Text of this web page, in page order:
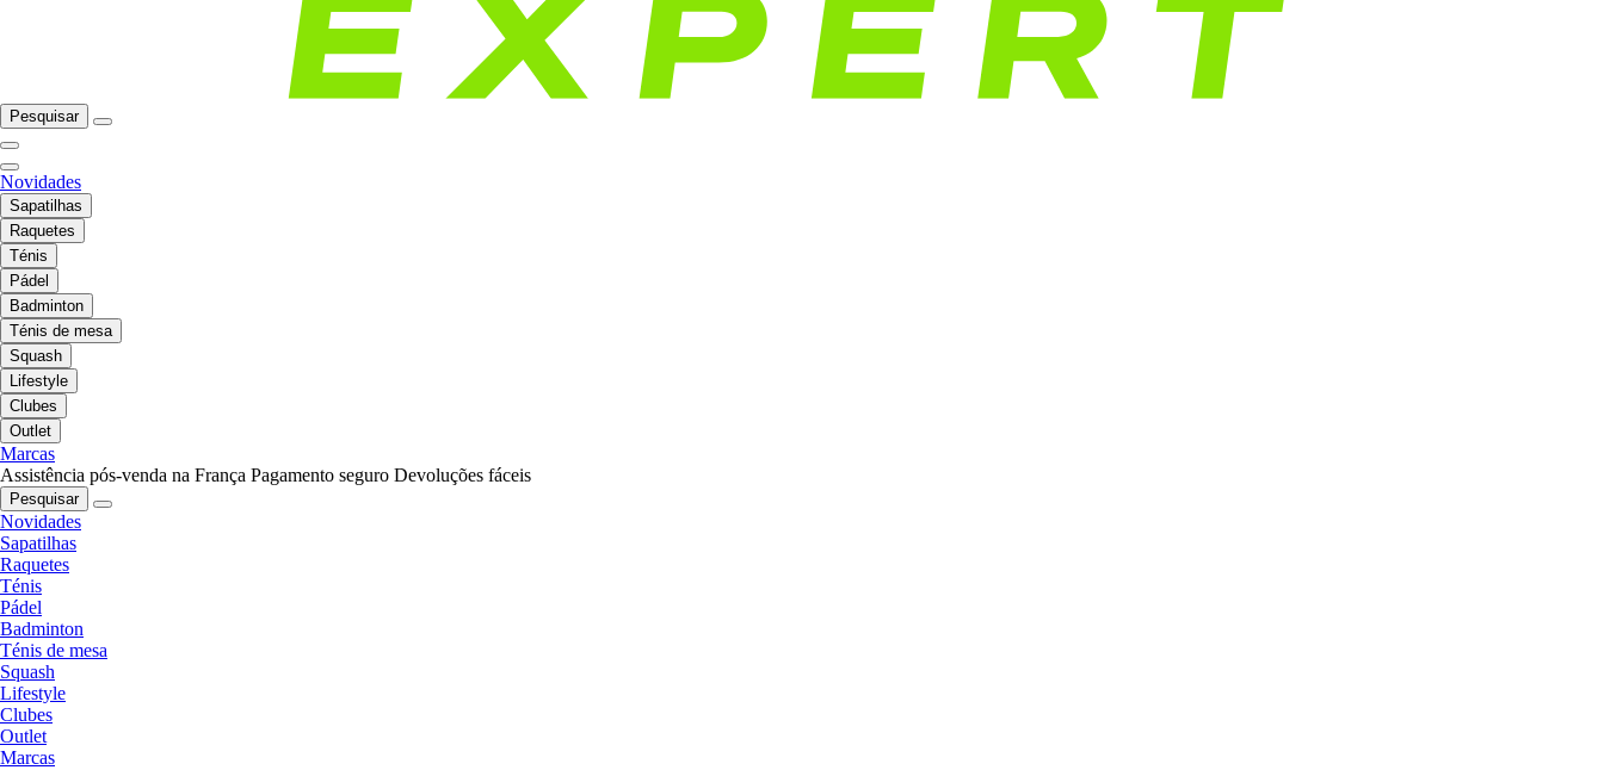
Pesquisar
Novidades
Sapatilhas
Raquetes
Ténis
Pádel
Badminton
Ténis de mesa
Squash
Lifestyle
Clubes
Outlet
Marcas
Assistência pós-venda na França Pagamento seguro Devoluções fáceis
Pesquisar
Novidades
Sapatilhas
Raquetes
Ténis
Pádel
Badminton
Ténis de mesa
Squash
Lifestyle
Clubes
Outlet
Marcas